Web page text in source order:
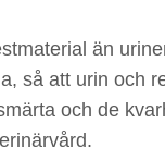
än
så att urin och
och de